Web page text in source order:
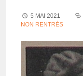
5 MAI 2021
NON RENTRÉS